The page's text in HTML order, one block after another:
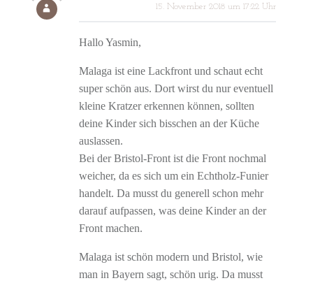
15. November 2018 um 17:22 Uhr
Hallo Yasmin,
Malaga ist eine Lackfront und schaut echt
super schön aus. Dort wirst du nur eventuell
kleine Kratzer erkennen können, sollten
deine Kinder sich bisschen an der Küche
auslassen.
Bei der Bristol-Front ist die Front nochmal
weicher, da es sich um ein Echtholz-Funier
handelt. Da musst du generell schon mehr
darauf aufpassen, was deine Kinder an der
Front machen.
Malaga ist schön modern und Bristol, wie
man in Bayern sagt, schön urig. Da musst